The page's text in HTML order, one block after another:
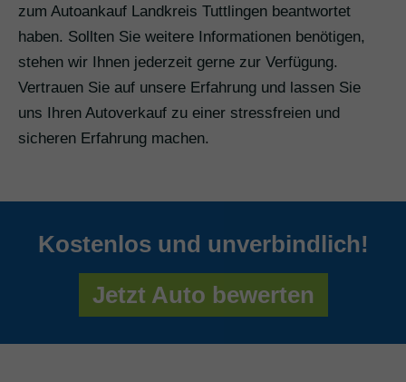
zum Autoankauf Landkreis Tuttlingen beantwortet
haben. Sollten Sie weitere Informationen benötigen,
stehen wir Ihnen jederzeit gerne zur Verfügung.
Vertrauen Sie auf unsere Erfahrung und lassen Sie
uns Ihren Autoverkauf zu einer stressfreien und
sicheren Erfahrung machen.
Kostenlos und unverbindlich!
Jetzt Auto bewerten